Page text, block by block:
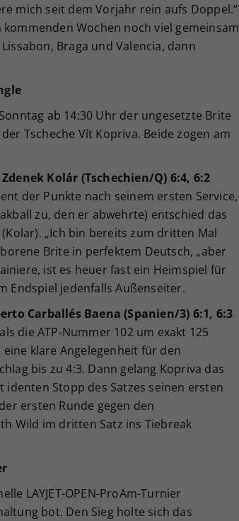
mich seit dem Vorjahr rein aufs Doppel.“
Wochen noch viel gemeinsam
Braga und Valencia, dann
ab 14:30 Uhr der ungesetzte Brite
Tscheche Vít Kopriva. Beide zogen am
Kolár (Tschechien/Q) 6:4, 6:2
der Punkte nach seinem ersten Service,
zu, den er abwehrte) entschied das
„Ich bin bereits zum dritten Mal
Brite in perfektem Deutsch, „aber
ist es heuer fast ein Heimspiel für
Endspiel jedenfalls Außenseiter.
Carballés Baena (Spanien/3) 6:1, 6:3
die ATP-Nummer 102 um exakt 125
klare Angelegenheit für den
bis zu 4:3. Dann gelang Kopriva das
Stopp des Satzes seinen ersten
ersten Runde gegen den
Wild im dritten Satz ins Tiebreak
LAYJET-OPEN-ProAm-Turnier
bot. Den Sieg holte sich das